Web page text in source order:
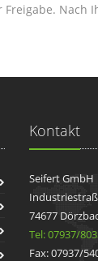
Nach
Kontakt
Seifert GmbH
74677
Tel: 07937/
Fax: 07937/